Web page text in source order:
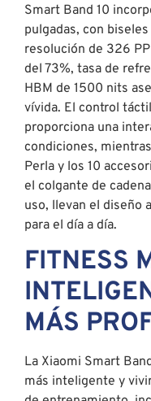
Smart Band 10
pulgadas, con
resolución de 326
del 73%, tasa de
HBM de 1500 nits
vívida. El control
proporciona una
condiciones,
Perla y los 10
el colgante de
uso, llevan el diseño
para el día a día.
FITNESS
MÁS
La Xiaomi Smart
más inteligente y